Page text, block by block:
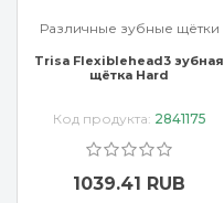
Различные зубные щётки
Trisa Flexiblehead3 зубная
щётка Hard
Код продукта: 2841175
1039.41 RUB